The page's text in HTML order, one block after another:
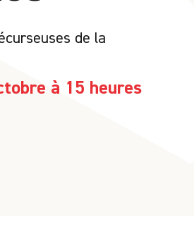
de la
à 15 heures